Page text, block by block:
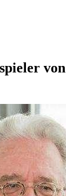
von